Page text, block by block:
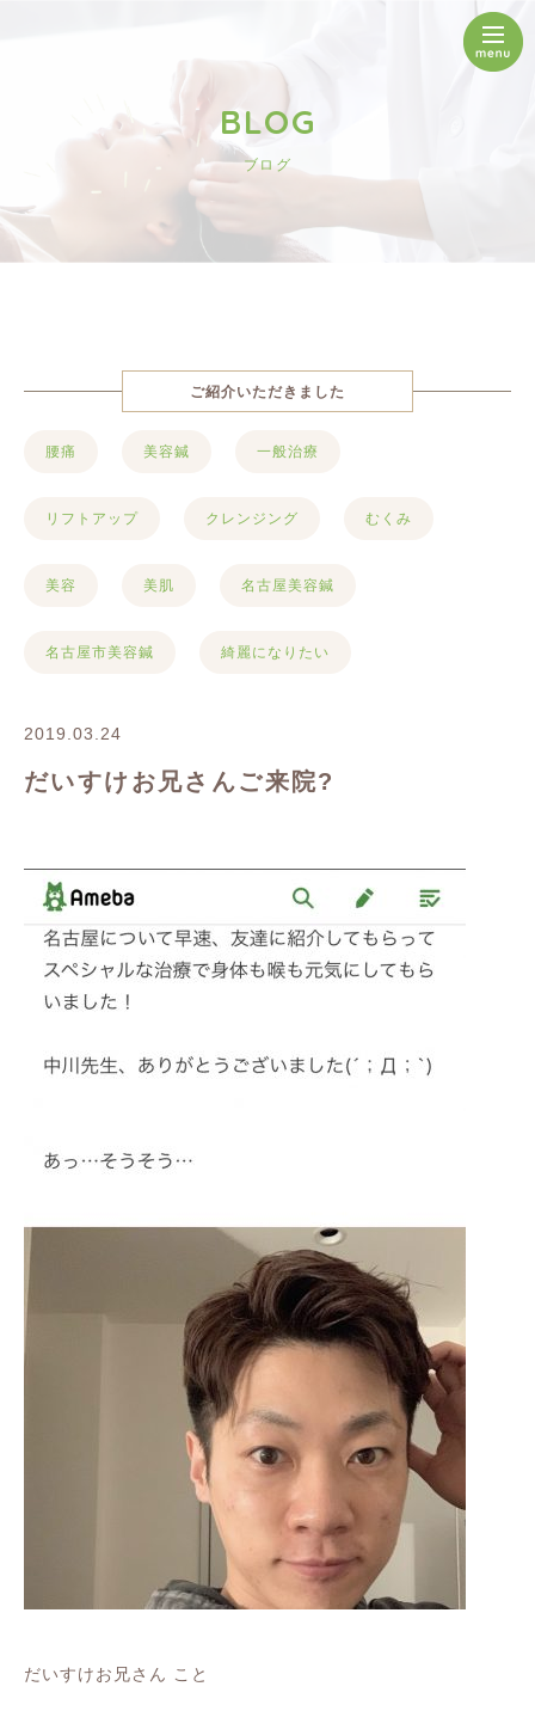
BLOG
ブログ
ご紹介いただきました
腰痛 美容鍼 一般治療
リフトアップ クレンジング むくみ
美容 美肌 名古屋美容鍼
名古屋市美容鍼 綺麗になりたい
2019.03.24
だいすけお兄さんご来院?
だいすけお兄さん こと